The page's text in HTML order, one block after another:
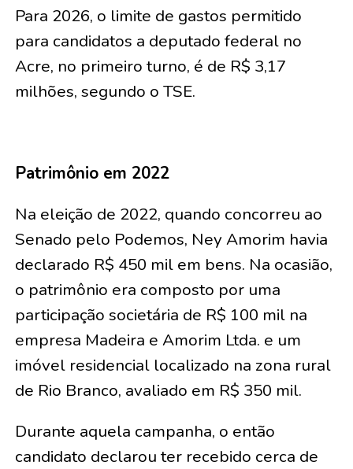
Para 2026, o limite de gastos permitido
para candidatos a deputado federal no
Acre, no primeiro turno, é de R$ 3,17
milhões, segundo o TSE.
Patrimônio em 2022
Na eleição de 2022, quando concorreu ao
Senado pelo Podemos, Ney Amorim havia
declarado R$ 450 mil em bens. Na ocasião,
o patrimônio era composto por uma
participação societária de R$ 100 mil na
empresa Madeira e Amorim Ltda. e um
imóvel residencial localizado na zona rural
de Rio Branco, avaliado em R$ 350 mil.
Durante aquela campanha, o então
candidato declarou ter recebido cerca de